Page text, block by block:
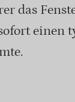
das
einen